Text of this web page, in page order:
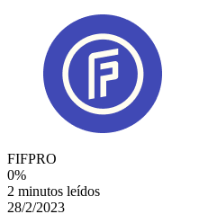
FIFPRO
0%
2 minutos leídos
28/2/2023